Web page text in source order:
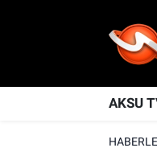
AKSU
Nöbetçi Eczaneler
Hava Durumu
Kahramanmaraş